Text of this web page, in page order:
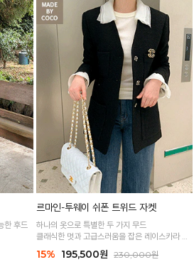
한 후드
껴져요
르마인-투웨이 쉬폰 트위드 자켓
하나의 옷으로 특별한 두 가지 무드
클래식한 멋과 고급스러움을 잡은 레이스카라 울
15% 195,500원 230,000원